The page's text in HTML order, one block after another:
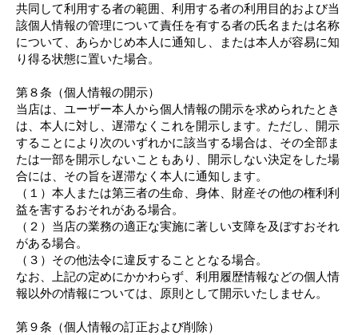
共同して利用する者の範囲、利用する者の利用目的および当
該個人情報の管理について責任を有する者の氏名または名称
について、あらかじめ本人に通知し、または本人が容易に知
り得る状態に置いた場合。
第８条（個人情報の開示）
当店は、ユーザー本人から個人情報の開示を求められたとき
は、本人に対し、遅滞なくこれを開示します。ただし、開示
することにより次のいずれかに該当する場合は、その全部ま
たは一部を開示しないこともあり、開示しない決定をした場
合には、その旨を遅滞なく本人に通知します。
（１）本人または第三者の生命、身体、財産その他の権利利
益を害するおそれがある場合。
（２）当店の業務の適正な実施に著しい支障を及ぼすおそれ
がある場合。
（３）その他法令に違反することとなる場合。
なお、上記の定めにかかわらず、利用履歴情報などの個人情
報以外の情報については、原則として開示いたしません。
第９条（個人情報の訂正および削除）